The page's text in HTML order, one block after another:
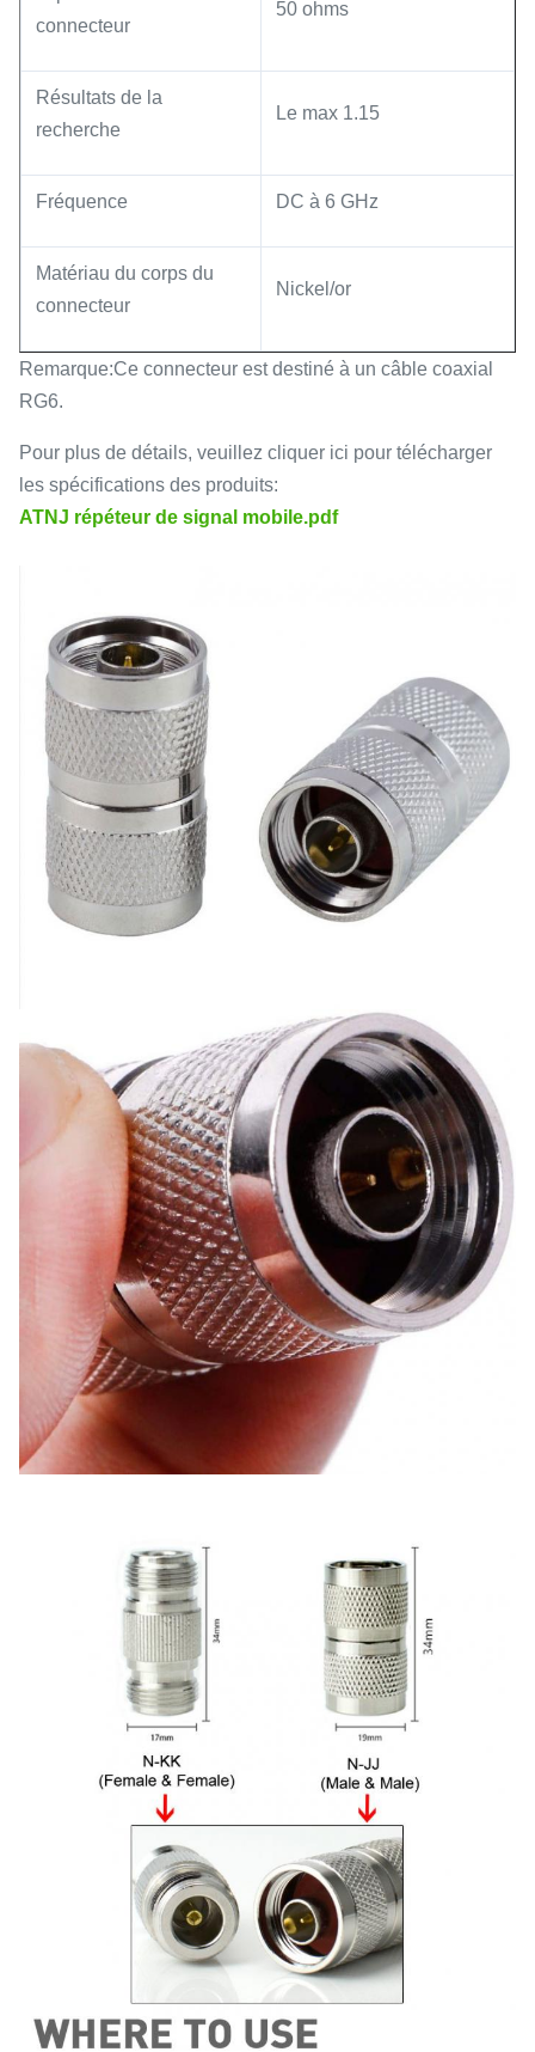
connecteur
50 ohms
Résultats de la
recherche
Le max 1.15
Fréquence DC à 6 GHz
Matériau du corps du
connecteur
Nickel/or
Remarque:Ce connecteur est destiné à un câble coaxial
RG6.
Pour plus de détails, veuillez cliquer ici pour télécharger
les spécifications des produits:
ATNJ répéteur de signal mobile.pdf